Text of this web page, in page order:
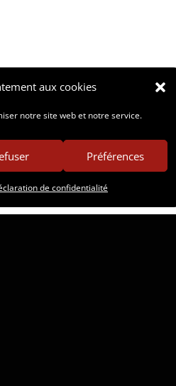
aux cookies
notre site web et notre service.
Préférences
de confidentialité